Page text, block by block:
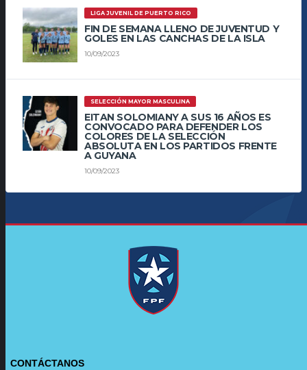
LIGA JUVENIL DE PUERTO RICO
FIN DE SEMANA LLENO DE JUVENTUD Y
GOLES EN LAS CANCHAS DE LA ISLA
10/09/2023
SELECCIÓN MAYOR MASCULINA
EITAN SOLOMIANY A SUS 16 AÑOS ES
CONVOCADO PARA DEFENDER LOS
COLORES DE LA SELECCIÓN
ABSOLUTA EN LOS PARTIDOS FRENTE
A GUYANA
10/09/2023
CONTÁCTANOS